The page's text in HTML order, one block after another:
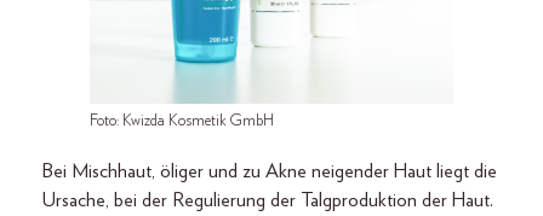
Foto: Kwizda Kosmetik GmbH
Bei Mischhaut, öliger und zu Akne neigender Haut liegt die
Ursache, bei der Regulierung der Talgproduktion der Haut.